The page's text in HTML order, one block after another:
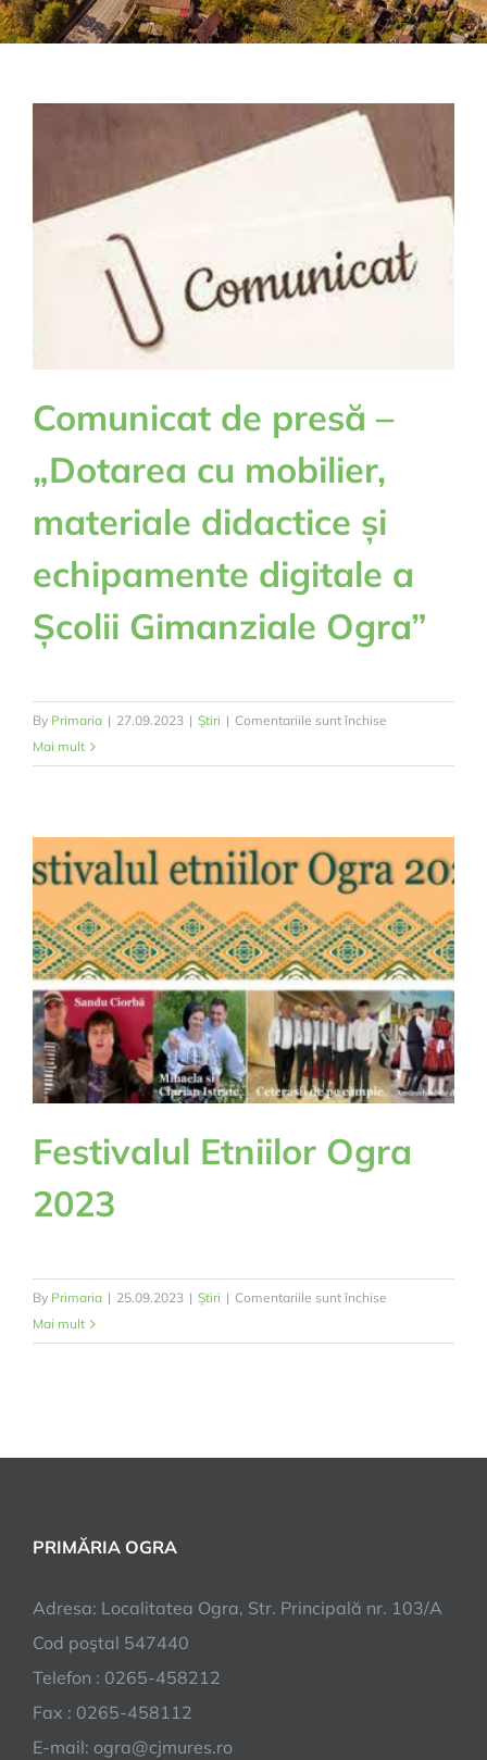
Comunicat de presă –
„Dotarea cu mobilier,
materiale didactice și
echipamente digitale a
Școlii Gimanziale Ogra”
By Primaria | 27.09.2023 | Știri | Comentariile sunt închise
de
cu
mobilier,
materiale
didactice
și
echipamente
digitale
a
Școlii
Mai mult
Festivalul Etniilor Ogra
2023
By Primaria | 25.09.2023 | Știri | Comentariile sunt închise
Etniilor
Mai mult
PRIMĂRIA OGRA
Adresa: Localitatea Ogra, Str. Principală nr. 103/A
Cod poştal 547440
Telefon : 0265-458212
Fax : 0265-458112
E-mail: ogra@cjmures.ro